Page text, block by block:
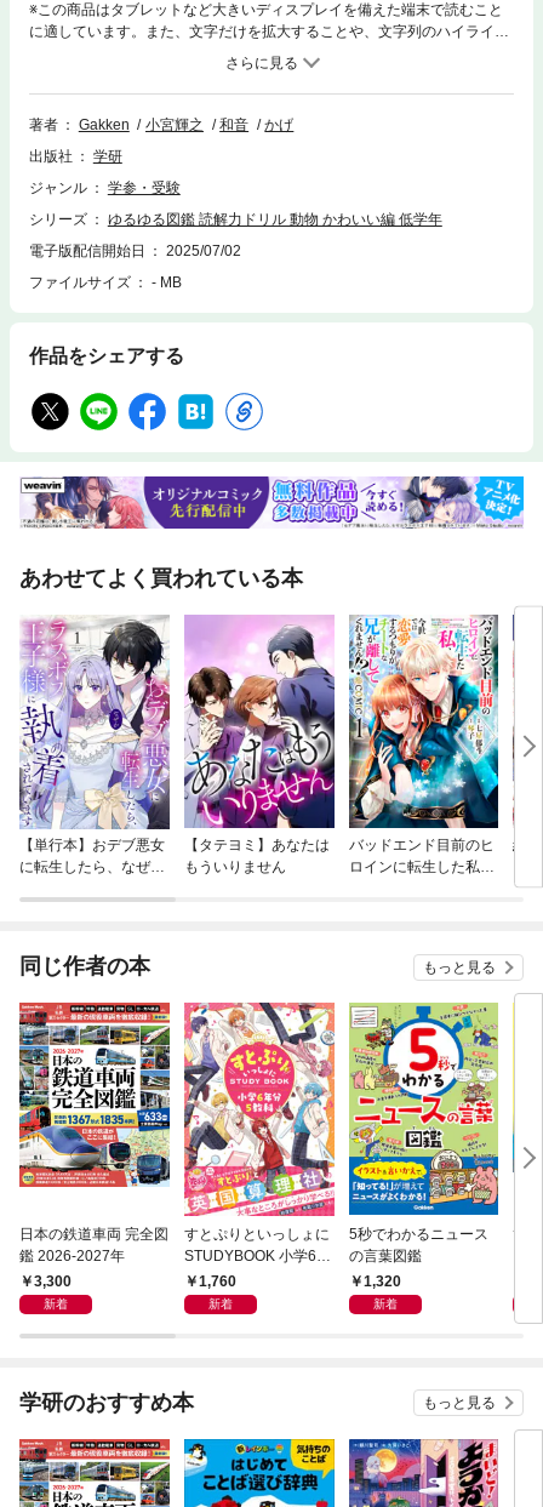
※この商品はタブレットなど大きいディスプレイを備えた端末で読むこと
に適しています。また、文字だけを拡大することや、文字列のハイライ
ト、検索、辞書の参照、引用などの機能が使用できません。大人気『ゆる
ゆる図鑑』シリーズから、読解力が身につく国語ドリルの第五弾がついに
登場！ いろいろな哺乳類たちについての文章を収録！ 1日1話だから無理
なく続けられる！ ※電子版の仕様上、シールは使用できません。
著者 Gakken 小宮輝之 和音
かげ
出版社
学研
ジャンル
学参・受験
シリーズ
ゆるゆる図鑑 読解力ドリル 動物 かわいい編 低学年
電子版配信開始日
2025/07/02
ファイルサイズ
- MB
作品をシェアする
あわせてよく買われている本
【単行本】おデブ悪女
に転生したら、なぜか
【タテヨミ】あなたは
もういりません
バッドエンド目前のヒ
ロインに転生した私、
結
同じ作者の本 もっと見る
日本の鉄道車両 完全図
鑑 2026-2027年
3,300
新着
すとぷりといっしょに
STUDYBOOK 小学6年
分5教科
1,760
新着
5秒でわかるニュース
の言葉図鑑
1,320
新着
び
学研のおすすめ本 もっと見る